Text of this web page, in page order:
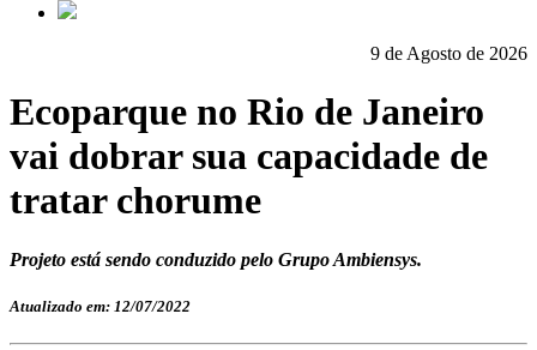
9 de Agosto de 2026
Ecoparque no Rio de Janeiro
vai dobrar sua capacidade de
tratar chorume
Projeto está sendo conduzido pelo Grupo Ambiensys.
Atualizado em: 12/07/2022